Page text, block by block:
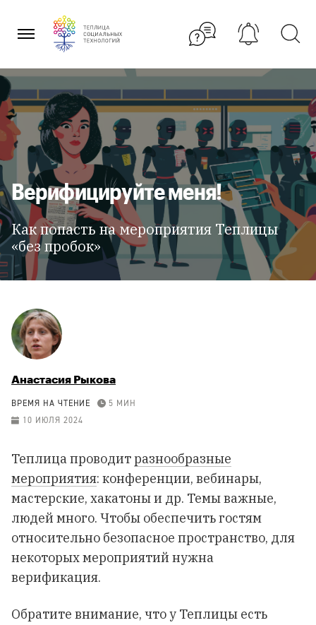
содержанию
Верифицируйте меня!
Как попасть на мероприятия Теплицы
«без пробок»
Анастасия Рыкова
ВРЕМЯ НА ЧТЕНИЕ
5 МИН
10 ИЮЛЯ 2024
Теплица проводитразнообразные
мероприятия: конференции, вебинары,
мастерские, хакатоны и др. Темы важные,
людей много. Чтобы обеспечить гостям
относительно безопасное пространство, для
некоторых мероприятий нужна
верификация.
Обратите внимание, что у Теплицы есть